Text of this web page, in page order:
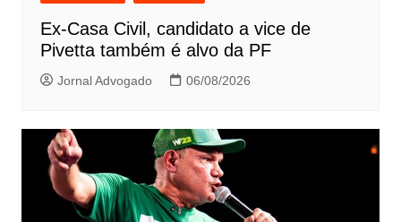
Ex-Casa Civil, candidato a vice de
Pivetta também é alvo da PF
Jornal Advogado 06/08/2026